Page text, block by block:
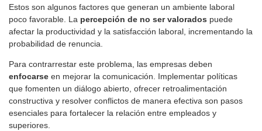
Estos son algunos factores que generan un ambiente laboral
poco favorable. La percepción de no ser valorados puede
afectar la productividad y la satisfacción laboral, incrementando la
probabilidad de renuncia.
Para contrarrestar este problema, las empresas deben
enfocarse en mejorar la comunicación. Implementar políticas
que fomenten un diálogo abierto, ofrecer retroalimentación
constructiva y resolver conflictos de manera efectiva son pasos
esenciales para fortalecer la relación entre empleados y
superiores.